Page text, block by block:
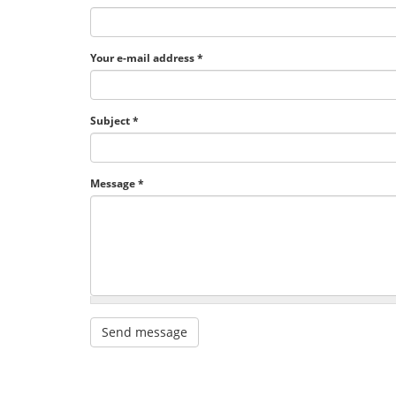
Your e-mail address*
Subject*
Message*
Send message